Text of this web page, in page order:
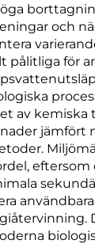
och
pålitliga för
av kemiska
jämfört
eftersom